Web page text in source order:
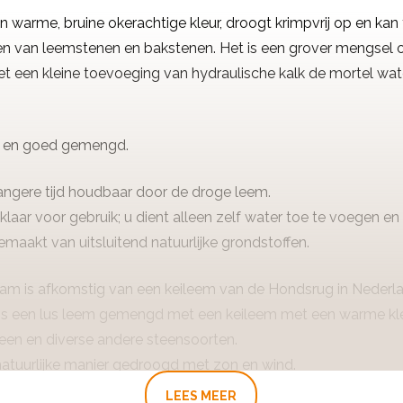
warme, bruine okerachtige kleur, droogt krimpvrij op en
van leemstenen en bakstenen. Het is een grover mengsel
een kleine toevoeging van hydraulische kalk de mortel
goed gemengd.
tijd houdbaar door de droge leem.
voor gebruik; u dient alleen zelf water toe te voegen en
van uitsluitend natuurlijke grondstoffen.
is afkomstig van een keileem van de Hondsrug in
een lus leem gemengd met een keileem met een warme
en diverse andere steensoorten.
manier gedroogd met zon en wind.
de leem ondergaat is dat het gedroogd en verpulverd wordt,
LEES MEER